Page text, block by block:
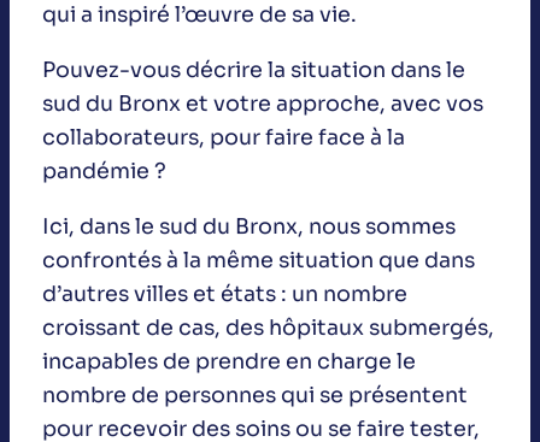
qui a inspiré l’œuvre de sa vie.
Pouvez-vous décrire la situation dans le
sud du Bronx et votre approche, avec vos
collaborateurs, pour faire face à la
pandémie ?
Ici, dans le sud du Bronx, nous sommes
confrontés à la même situation que dans
d’autres villes et états : un nombre
croissant de cas, des hôpitaux submergés,
incapables de prendre en charge le
nombre de personnes qui se présentent
pour recevoir des soins ou se faire tester,